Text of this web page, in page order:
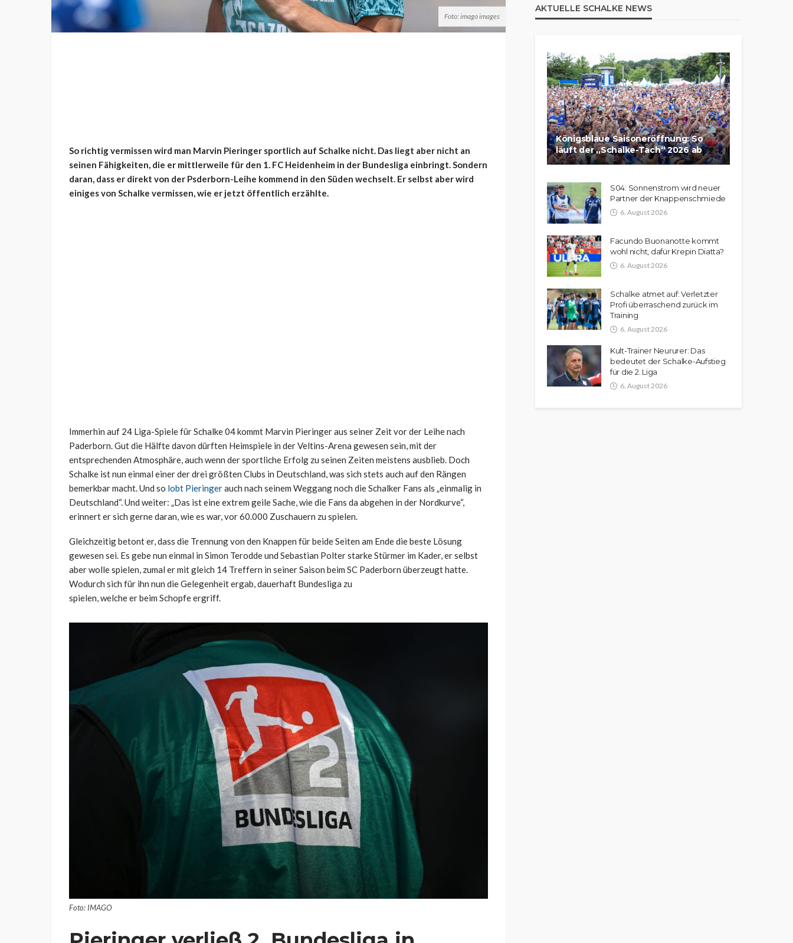
Foto: imago images
So richtig vermissen wird man Marvin Pieringer sportlich auf Schalke nicht. Das liegt aber nicht an
seinen Fähigkeiten, die er mittlerweile für den 1. FC Heidenheim in der Bundesliga einbringt. Sondern
daran, dass er direkt von der Psderborn-Leihe kommend in den Süden wechselt. Er selbst aber wird
einiges von Schalke vermissen, wie er jetzt öffentlich erzählte.
Immerhin auf 24 Liga-Spiele für Schalke 04 kommt Marvin Pieringer aus seiner Zeit vor der Leihe nach
Paderborn. Gut die Hälfte davon dürften Heimspiele in der Veltins-Arena gewesen sein, mit der
entsprechenden Atmosphäre, auch wenn der sportliche Erfolg zu seinen Zeiten meistens ausblieb. Doch
Schalke ist nun einmal einer der drei größten Clubs in Deutschland, was sich stets auch auf den Rängen
bemerkbar macht. Und so lobt Pieringerauch nach seinem Weggang noch die Schalker Fans als „einmalig in
Deutschland“. Und weiter: „Das ist eine extrem geile Sache, wie die Fans da abgehen in der Nordkurve“,
erinnert er sich gerne daran, wie es war, vor 60.000 Zuschauern zu spielen.
Gleichzeitig betont er, dass die Trennung von den Knappen für beide Seiten am Ende die beste Lösung
gewesen sei. Es gebe nun einmal in Simon Terodde und Sebastian Polter starke Stürmer im Kader, er selbst
aber wolle spielen, zumal er mit gleich 14 Treffern in seiner Saison beim SC Paderborn überzeugt hatte.
Wodurch sich für ihn nun die Gelegenheit ergab, dauerhaft Bundesliga zu
spielen, welche er beim Schopfe ergriff.
Foto: IMAGO
AKTUELLE SCHALKE NEWS
Königsblaue Saisoneröffnung: So
läuft der „Schalke-Tach“ 2026 ab
S04: Sonnenstrom wird neuer
Partner der Knappenschmiede
6. August 2026
Facundo Buonanotte kommt
wohl nicht, dafür Krepin Diatta?
6. August 2026
Schalke atmet auf: Verletzter
Profi überraschend zurück im
Training
6. August 2026
Kult-Trainer Neururer: Das
bedeutet der Schalke-Aufstieg
für die 2. Liga
6. August 2026